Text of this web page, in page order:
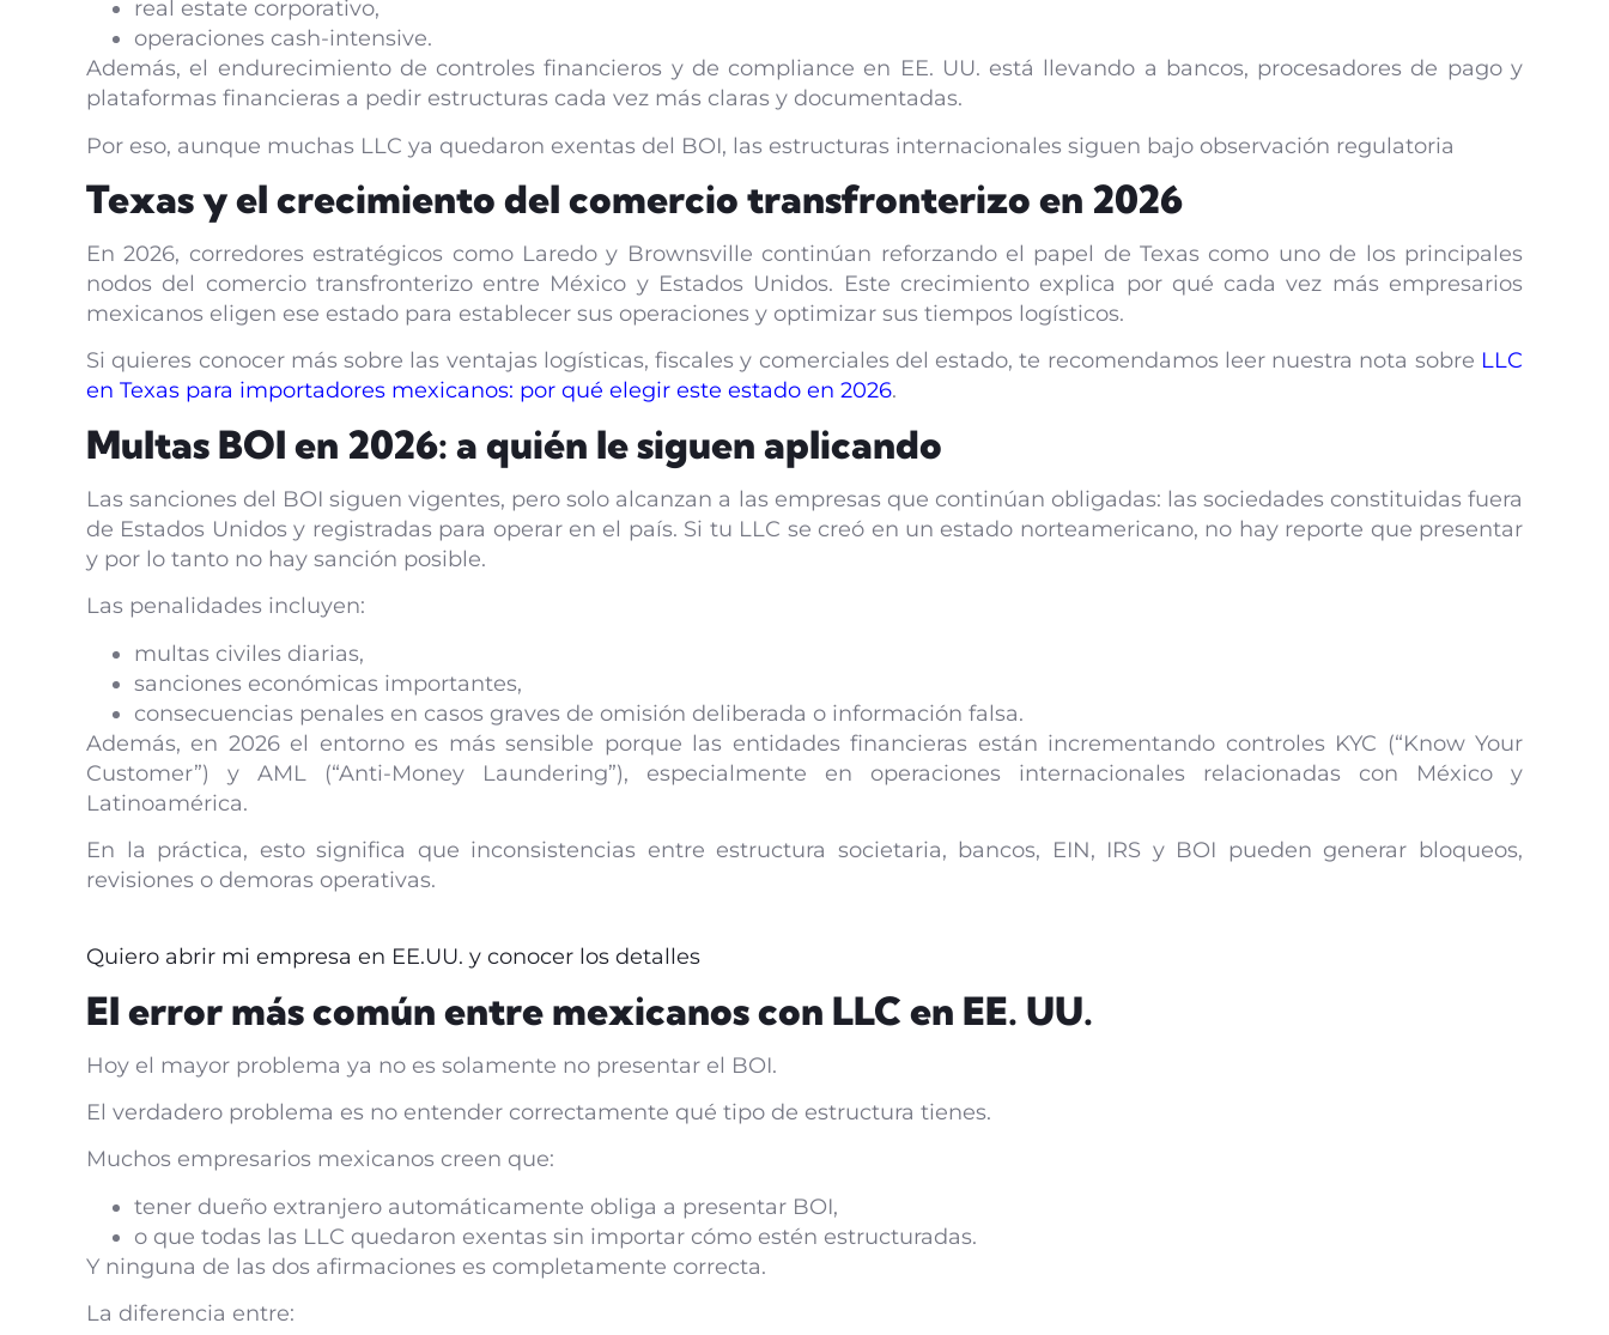
real estate corporativo,
operaciones cash-intensive.
Además, el endurecimiento de controles financieros y de compliance en EE. UU. está llevando a bancos, procesadores de pago y
plataformas financieras a pedir estructuras cada vez más claras y documentadas.
Por eso, aunque muchas LLC ya quedaron exentas del BOI, las estructuras internacionales siguen bajo observación regulatoria
Texas y el crecimiento del comercio transfronterizo en 2026
En 2026, corredores estratégicos como Laredo y Brownsville continúan reforzando el papel de Texas como uno de los principales
nodos del comercio transfronterizo entre México y Estados Unidos. Este crecimiento explica por qué cada vez más empresarios
mexicanos eligen ese estado para establecer sus operaciones y optimizar sus tiempos logísticos.
Si quieres conocer más sobre las ventajas logísticas, fiscales y comerciales del estado, te recomendamos leer nuestra nota sobre LLC
en Texas para importadores mexicanos: por qué elegir este estado en 2026.
Multas BOI en 2026: a quién le siguen aplicando
Las sanciones del BOI siguen vigentes, pero solo alcanzan a las empresas que continúan obligadas: las sociedades constituidas fuera
de Estados Unidos y registradas para operar en el país. Si tu LLC se creó en un estado norteamericano, no hay reporte que presentar
y por lo tanto no hay sanción posible.
Las penalidades incluyen:
multas civiles diarias,
sanciones económicas importantes,
consecuencias penales en casos graves de omisión deliberada o información falsa.
Además, en 2026 el entorno es más sensible porque las entidades financieras están incrementando controles KYC (“Know Your
Customer”) y AML (“Anti-Money Laundering”), especialmente en operaciones internacionales relacionadas con México y
Latinoamérica.
En la práctica, esto significa que inconsistencias entre estructura societaria, bancos, EIN, IRS y BOI pueden generar bloqueos,
revisiones o demoras operativas.
Quiero abrir mi empresa en EE.UU. y conocer los detalles
El error más común entre mexicanos con LLC en EE. UU.
Hoy el mayor problema ya no es solamente no presentar el BOI.
El verdadero problema es no entender correctamente qué tipo de estructura tienes.
Muchos empresarios mexicanos creen que:
tener dueño extranjero automáticamente obliga a presentar BOI,
o que todas las LLC quedaron exentas sin importar cómo estén estructuradas.
Y ninguna de las dos afirmaciones es completamente correcta.
La diferencia entre: